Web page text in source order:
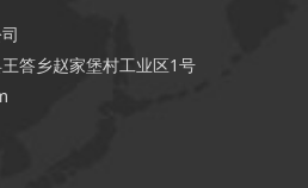
答乡赵家堡村工业区1号